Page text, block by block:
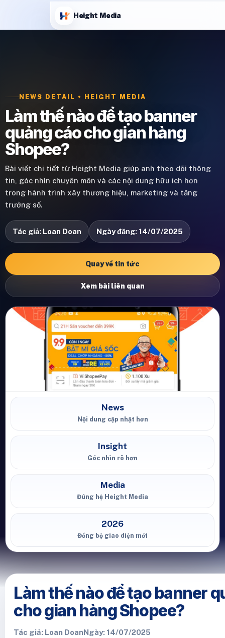
Height Media
NEWS DETAIL • HEIGHT MEDIA
Làm thế nào để tạo banner
quảng cáo cho gian hàng
Shopee?
Bài viết chi tiết từ Height Media giúp anh theo dõi thông
tin, góc nhìn chuyên môn và các nội dung hữu ích hơn
trong hành trình xây thương hiệu, marketing và tăng
trưởng số.
Tác giả: Loan Doan Ngày đăng: 14/07/2025
Quay về tin tức
Xem bài liên quan
News
Nội dung cập nhật hơn
Insight
Góc nhìn rõ hơn
Media
Đúng hệ Height Media
2026
Đồng bộ giao diện mới
Làm thế nào để tạo banner
cho gian hàng Shopee?
Tác giả: Loan DoanNgày: 14/07/2025